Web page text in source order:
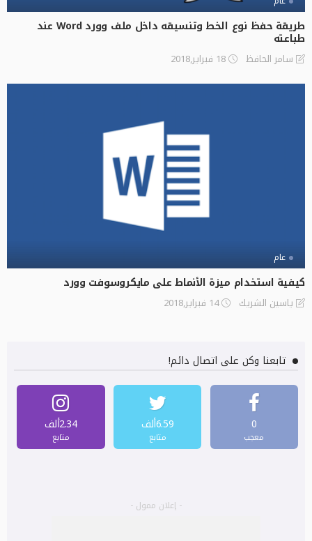
طريقة حفظ نوع الخط وتنسيقه داخل ملف وورد Word عند
طباعته
سامر الحافظ 18 فبراير,2018
عام
كيفية استخدام ميزة الأنماط على مايكروسوفت وورد
ياسين الشريك 14 فبراير,2018
تابعنا وكن على اتصال دائم!
0
معجب
6.59ألف
متابع
2.34ألف
متابع
- إعلان ممول -